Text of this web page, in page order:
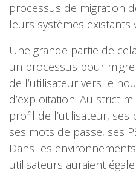
processus de migration
leurs systèmes existants
Une grande partie de
un processus pour
de l’utilisateur vers le
d’exploitation. Au strict
profil de l’utilisateur,
ses mots de passe, ses
Dans les
utilisateurs auraient